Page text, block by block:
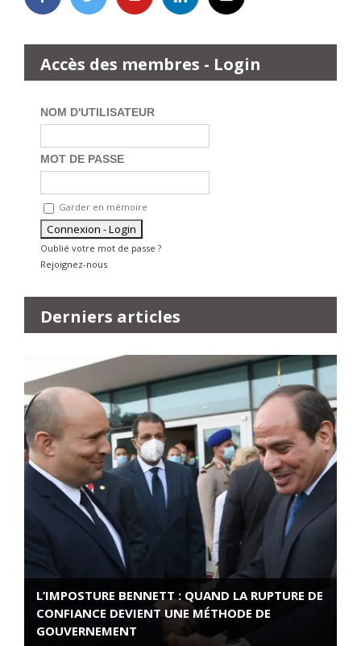
Accès des membres - Login
NOM D'UTILISATEUR
MOT DE PASSE
Garder en mémoire
Oublié votre mot de passe ?
Rejoignez-nous
Derniers articles
L’IMPOSTURE BENNETT : QUAND LA RUPTURE DE
CONFIANCE DEVIENT UNE MÉTHODE DE
GOUVERNEMENT